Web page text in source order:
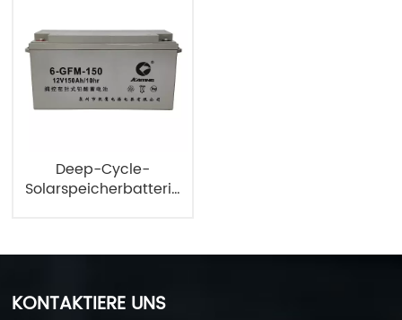
Deep-Cycle-
Solarspeicherbatterie
KONTAKTIERE UNS